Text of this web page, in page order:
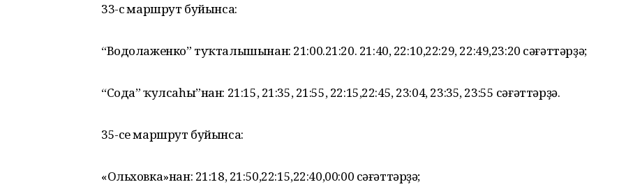
33-сө маршрут буйынса:
“Водолаженко” туҡталышынан: 21:00.21:20. 21:40, 22:10,22:29, 22:49,23:20 сәғәттәрҙә;
“Сода” ҡулсаһы”нан: 21:15, 21:35, 21:55, 22:15,22:45, 23:04, 23:35, 23:55 сәғәттәрҙә.
35-се маршрут буйынса:
«Ольховка»нан: 21:18, 21:50,22:15,22:40,00:00 сәғәттәрҙә;